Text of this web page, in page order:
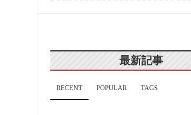
最新記事
RECENT POPULAR TAGS